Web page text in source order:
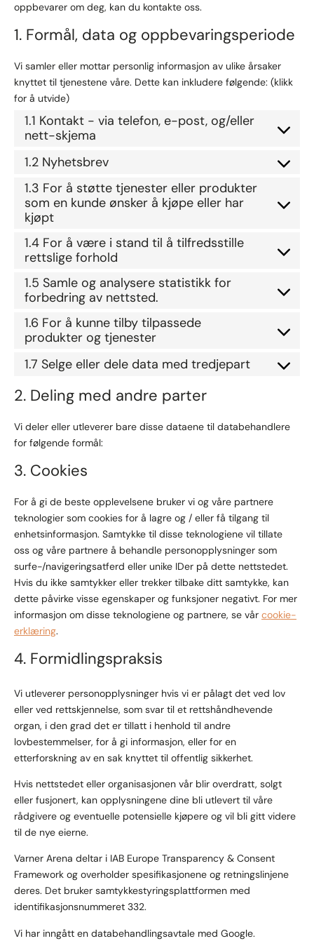
oppbevarer om deg, kan du kontakte oss.
1. Formål, data og oppbevaringsperiode
Vi samler eller mottar personlig informasjon av ulike årsaker
knyttet til tjenestene våre. Dette kan inkludere følgende: (klikk
for å utvide)
1.1 Kontakt - via telefon, e-post, og/eller
nett-skjema
1.2 Nyhetsbrev
1.3 For å støtte tjenester eller produkter
som en kunde ønsker å kjøpe eller har
kjøpt
1.4 For å være i stand til å tilfredsstille
rettslige forhold
1.5 Samle og analysere statistikk for
forbedring av nettsted.
1.6 For å kunne tilby tilpassede
produkter og tjenester
1.7 Selge eller dele data med tredjepart
2. Deling med andre parter
Vi deler eller utleverer bare disse dataene til databehandlere
for følgende formål:
3. Cookies
For å gi de beste opplevelsene bruker vi og våre partnere
teknologier som cookies for å lagre og / eller få tilgang til
enhetsinformasjon. Samtykke til disse teknologiene vil tillate
oss og våre partnere å behandle personopplysninger som
surfe-/navigeringsatferd eller unike IDer på dette nettstedet.
Hvis du ikke samtykker eller trekker tilbake ditt samtykke, kan
dette påvirke visse egenskaper og funksjoner negativt. For mer
informasjon om disse teknologiene og partnere, se vår cookie-
erklæring.
4. Formidlingspraksis
Vi utleverer personopplysninger hvis vi er pålagt det ved lov
eller ved rettskjennelse, som svar til et rettshåndhevende
organ, i den grad det er tillatt i henhold til andre
lovbestemmelser, for å gi informasjon, eller for en
etterforskning av en sak knyttet til offentlig sikkerhet.
Hvis nettstedet eller organisasjonen vår blir overdratt, solgt
eller fusjonert, kan opplysningene dine bli utlevert til våre
rådgivere og eventuelle potensielle kjøpere og vil bli gitt videre
til de nye eierne.
Varner Arena deltar i IAB Europe Transparency & Consent
Framework og overholder spesifikasjonene og retningslinjene
deres. Det bruker samtykkestyringsplattformen med
identifikasjonsnummeret 332.
Vi har inngått en databehandlingsavtale med Google.